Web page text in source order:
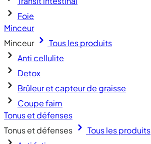
Foie
Minceur
Minceur
Tous les produits
Anti cellulite
Detox
Brûleur et capteur de graisse
Coupe faim
Tonus et défenses
Tonus et défenses
Tous les produits